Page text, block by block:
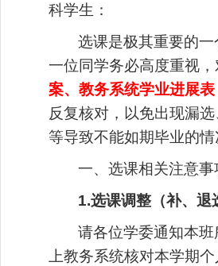
科学生：
选课是极其重要的一
一位同学务必高度重视 ，
案、教务系统学业进展表
反复核对，以免出现漏选
等导致不能如期毕业的情
一、选课相关注意事
1.选课调整（补、退
请各位学委通知本班
上教务系统核对本学期个